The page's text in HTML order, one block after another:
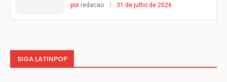
por redacao 31 de julho de 2026
SIGA LATINPOP